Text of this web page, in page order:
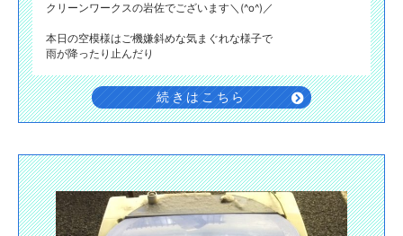
クリーンワークスの岩佐でございます＼(^o^)／
本日の空模様はご機嫌斜めな気まぐれな様子で
雨が降ったり止んだり
続きはこちら